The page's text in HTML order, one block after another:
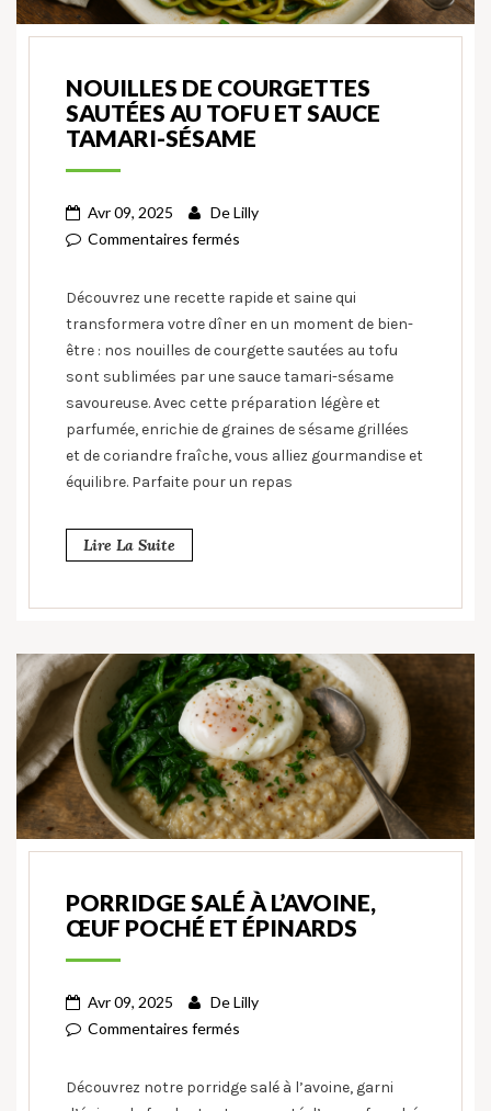
NOUILLES DE COURGETTES
SAUTÉES AU TOFU ET SAUCE
TAMARI-SÉSAME
Avr 09, 2025 DeLilly
Commentaires fermés
Découvrez une recette rapide et saine qui
transformera votre dîner en un moment de bien-
être : nos nouilles de courgette sautées au tofu
sont sublimées par une sauce tamari-sésame
savoureuse. Avec cette préparation légère et
parfumée, enrichie de graines de sésame grillées
et de coriandre fraîche, vous alliez gourmandise et
équilibre. Parfaite pour un repas
Lire La Suite
PORRIDGE SALÉ À L’AVOINE,
ŒUF POCHÉ ET ÉPINARDS
Avr 09, 2025 DeLilly
Commentaires fermés
Découvrez notre porridge salé à l’avoine, garni